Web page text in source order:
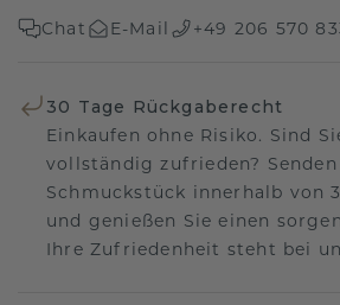
Chat E-Mail +49 206 570
30 Tage Rückgaberecht
Einkaufen ohne Risiko. Sind
vollständig zufrieden? Senden
Schmuckstück innerhalb von
und genießen Sie einen
Ihre Zufriedenheit steht bei